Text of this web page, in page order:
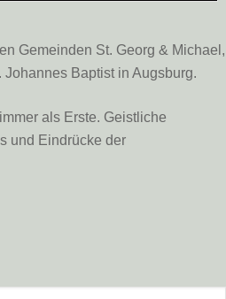
Gemeinden St. Georg & Michael,
Baptist in Augsburg.
als Erste. Geistliche
und Eindrücke der